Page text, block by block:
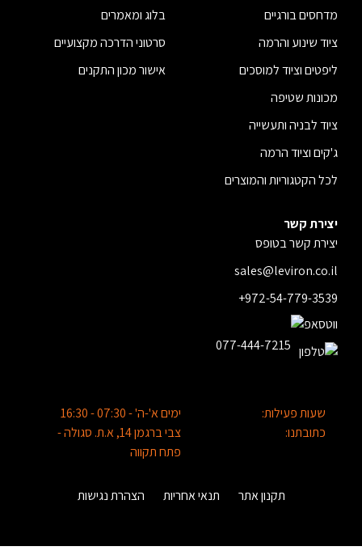
מדחסים בורגיים
ציוד שינוע והרמה
ליפטים וציוד למוסכים
מכונות שטיפה
ציוד לבניה ותעשייה
ג'קים וציוד הרמה
לכל הקטגוריות והמוצרים
בלוג ומאמרים
סרטוני הדרכה מקצועיים
אישור מכון התקנים
יצירת קשר
יצירת קשר בטופס
sales@leviron.co.il
+972-54-779-3539
077-444-7215
שעות פעילות:
ימים א'-ה' - 07:30 - 16:30
כתובתנו:
צבי ברגמן 14, א.ת. סגולה -
פתח תקווה
תקנון אתר תנאי אחריות הצהרת נגישות